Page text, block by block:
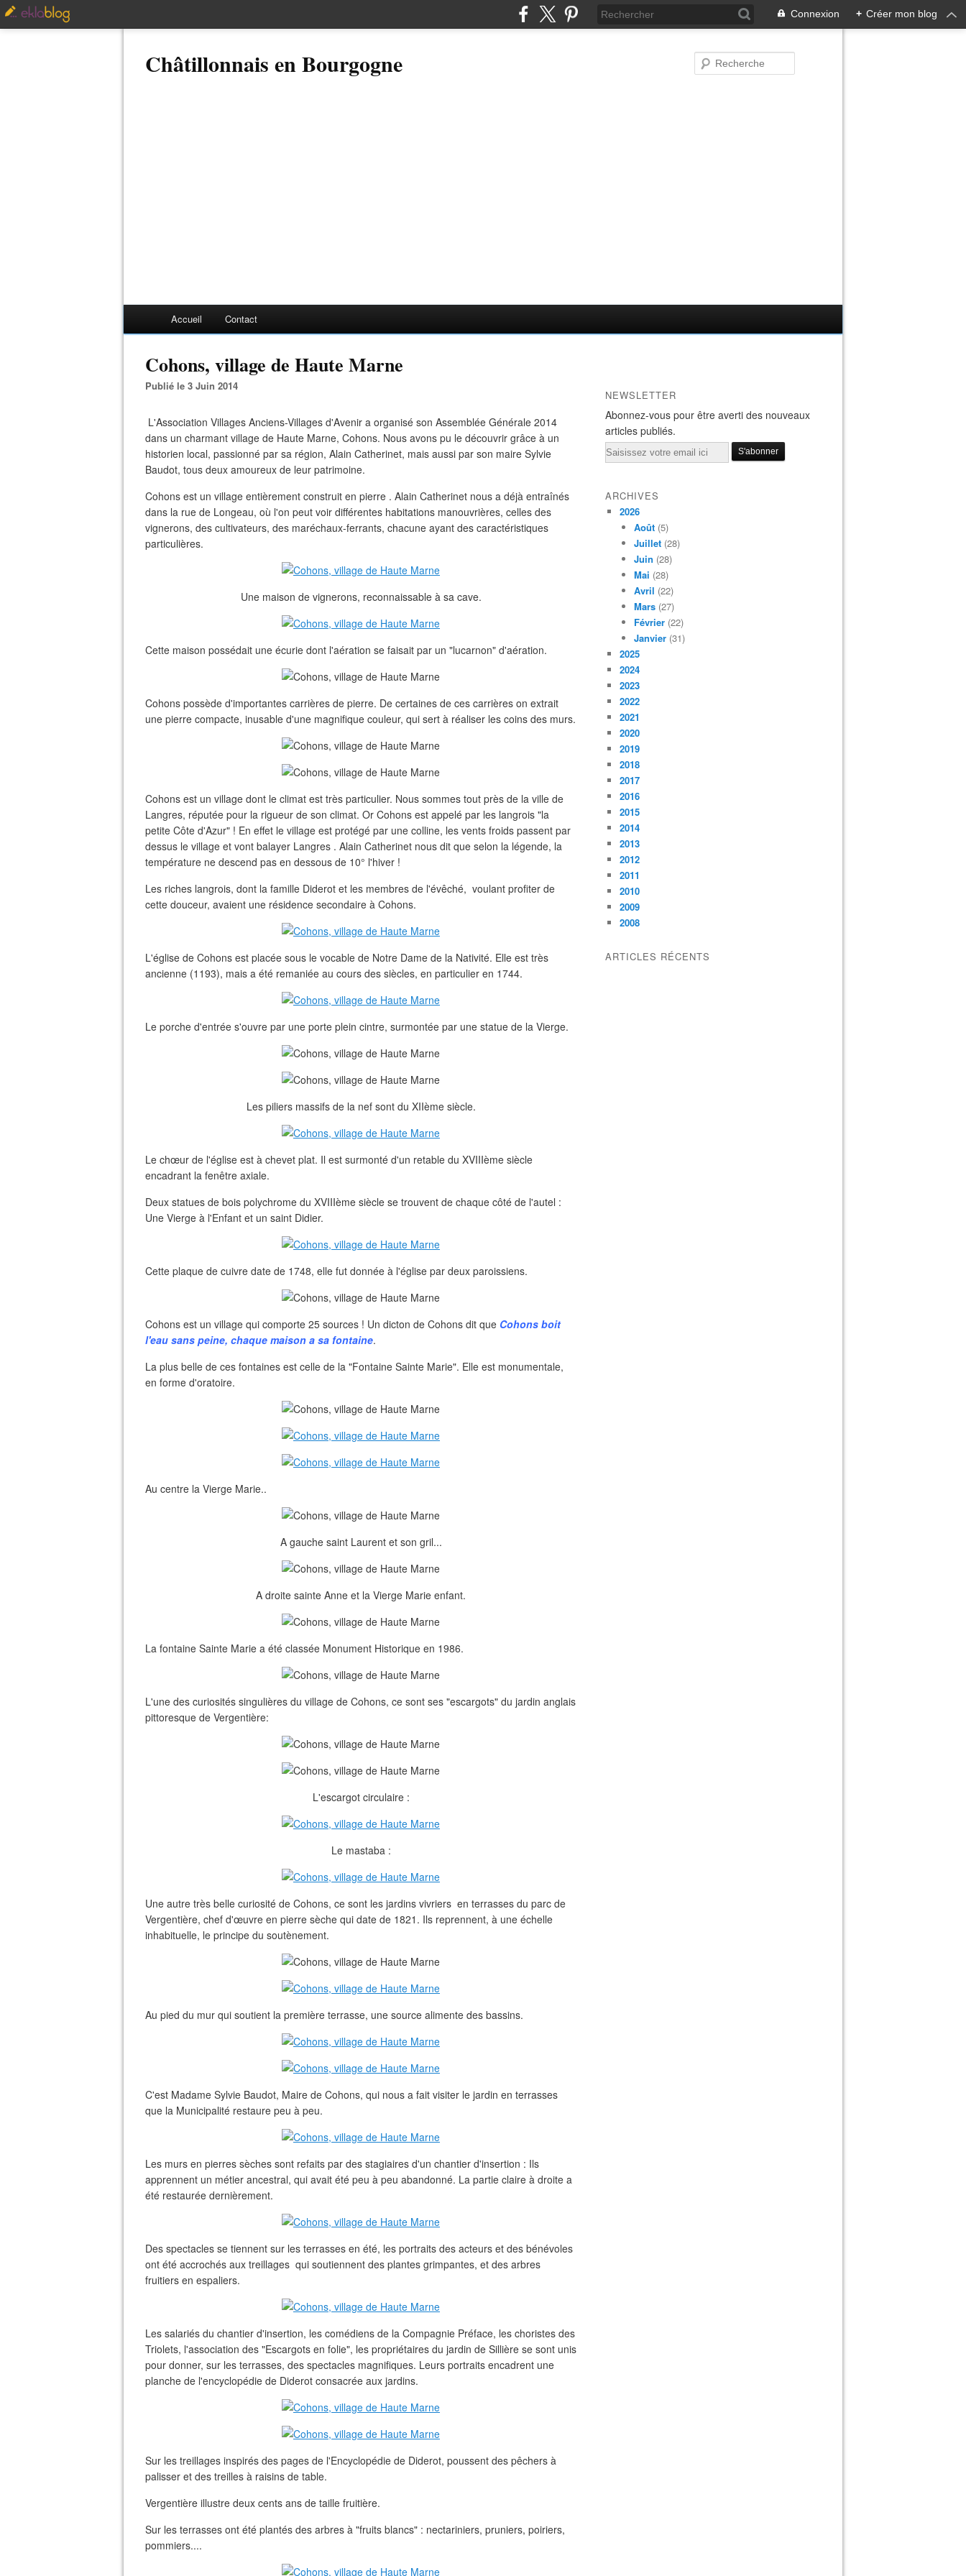
Connexion + Créer mon blog
Châtillonnais en Bourgogne
Accueil Contact
Cohons, village de Haute Marne
Publié le 3 Juin 2014
L'Association Villages Anciens-Villages d'Avenir a organisé son Assemblée Générale 2014
dans un charmant village de Haute Marne, Cohons. Nous avons pu le découvrir grâce à un
historien local, passionné par sa région, Alain Catherinet, mais aussi par son maire Sylvie
Baudot, tous deux amoureux de leur patrimoine.
Cohons est un village entièrement construit en pierre . Alain Catherinet nous a déjà entraînés
dans la rue de Longeau, où l'on peut voir différentes habitations manouvrières, celles des
vignerons, des cultivateurs, des maréchaux-ferrants, chacune ayant des caractéristiques
particulières.
Une maison de vignerons, reconnaissable à sa cave.
Cette maison possédait une écurie dont l'aération se faisait par un "lucarnon" d'aération.
Cohons possède d'importantes carrières de pierre. De certaines de ces carrières on extrait
une pierre compacte, inusable d'une magnifique couleur, qui sert à réaliser les coins des murs.
Cohons est un village dont le climat est très particulier. Nous sommes tout près de la ville de
Langres, réputée pour la rigueur de son climat. Or Cohons est appelé par les langrois "la
petite Côte d'Azur" ! En effet le village est protégé par une colline, les vents froids passent par
dessus le village et vont balayer Langres . Alain Catherinet nous dit que selon la légende, la
température ne descend pas en dessous de 10° l'hiver !
Les riches langrois, dont la famille Diderot et les membres de l'évêché, voulant profiter de
cette douceur, avaient une résidence secondaire à Cohons.
L'église de Cohons est placée sous le vocable de Notre Dame de la Nativité. Elle est très
ancienne (1193), mais a été remaniée au cours des siècles, en particulier en 1744.
Le porche d'entrée s'ouvre par une porte plein cintre, surmontée par une statue de la Vierge.
Les piliers massifs de la nef sont du XIIème siècle.
Le chœur de l'église est à chevet plat. Il est surmonté d'un retable du XVIIIème siècle
encadrant la fenêtre axiale.
Deux statues de bois polychrome du XVIIIème siècle se trouvent de chaque côté de l'autel :
Une Vierge à l'Enfant et un saint Didier.
Cette plaque de cuivre date de 1748, elle fut donnée à l'église par deux paroissiens.
Cohons est un village qui comporte 25 sources ! Un dicton de Cohons dit que Cohons boit
l'eau sans peine, chaque maison a sa fontaine.
La plus belle de ces fontaines est celle de la "Fontaine Sainte Marie". Elle est monumentale,
en forme d'oratoire.
Au centre la Vierge Marie..
A gauche saint Laurent et son gril...
A droite sainte Anne et la Vierge Marie enfant.
La fontaine Sainte Marie a été classée Monument Historique en 1986.
L'une des curiosités singulières du village de Cohons, ce sont ses "escargots" du jardin anglais
pittoresque de Vergentière:
L'escargot circulaire :
Le mastaba :
Une autre très belle curiosité de Cohons, ce sont les jardins vivriers en terrasses du parc de
Vergentière, chef d'œuvre en pierre sèche qui date de 1821. Ils reprennent, à une échelle
inhabituelle, le principe du soutènement.
Au pied du mur qui soutient la première terrasse, une source alimente des bassins.
C'est Madame Sylvie Baudot, Maire de Cohons, qui nous a fait visiter le jardin en terrasses
que la Municipalité restaure peu à peu.
Les murs en pierres sèches sont refaits par des stagiaires d'un chantier d'insertion : Ils
apprennent un métier ancestral, qui avait été peu à peu abandonné. La partie claire à droite a
été restaurée dernièrement.
Des spectacles se tiennent sur les terrasses en été, les portraits des acteurs et des bénévoles
ont été accrochés aux treillages qui soutiennent des plantes grimpantes, et des arbres
fruitiers en espaliers.
Les salariés du chantier d'insertion, les comédiens de la Compagnie Préface, les choristes des
Triolets, l'association des "Escargots en folie", les propriétaires du jardin de Sillière se sont unis
pour donner, sur les terrasses, des spectacles magnifiques. Leurs portraits encadrent une
planche de l'encyclopédie de Diderot consacrée aux jardins.
Sur les treillages inspirés des pages de l'Encyclopédie de Diderot, poussent des pêchers à
palisser et des treilles à raisins de table.
Vergentière illustre deux cents ans de taille fruitière.
Sur les terrasses ont été plantés des arbres à "fruits blancs" : nectariniers, pruniers, poiriers,
pommiers....
NEWSLETTER
Abonnez-vous pour être averti des nouveaux
articles publiés.
Email
ARCHIVES
2026
Août (5)
Juillet (28)
Juin (28)
Mai (28)
Avril (22)
Mars (27)
Février (22)
Janvier (31)
2025
2024
2023
2022
2021
2020
2019
2018
2017
2016
2015
2014
2013
2012
2011
2010
2009
2008
ARTICLES RÉCENTS